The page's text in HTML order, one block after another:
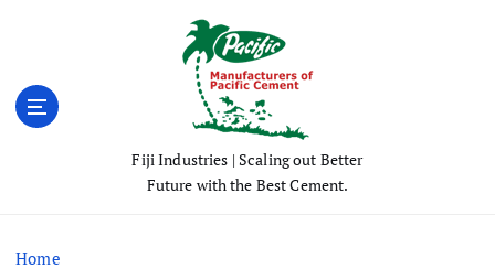
Fiji Industries | Scaling out Better
Future with the Best Cement.
Home